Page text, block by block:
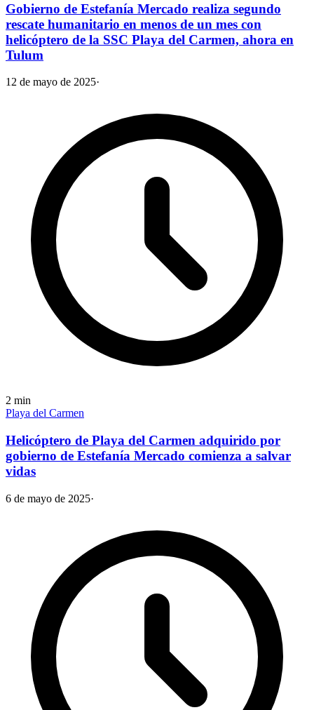
Gobierno de Estefanía Mercado realiza segundo
rescate humanitario en menos de un mes con
helicóptero de la SSC Playa del Carmen, ahora en
Tulum
12 de mayo de 2025·
2 min
Playa del Carmen
Helicóptero de Playa del Carmen adquirido por
gobierno de Estefanía Mercado comienza a salvar
vidas
6 de mayo de 2025·